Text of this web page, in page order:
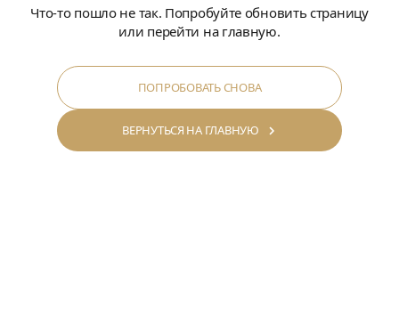
Что-то пошло не так. Попробуйте обновить страницу
или перейти на главную.
ПОПРОБОВАТЬ СНОВА
ВЕРНУТЬСЯ НА ГЛАВНУЮ